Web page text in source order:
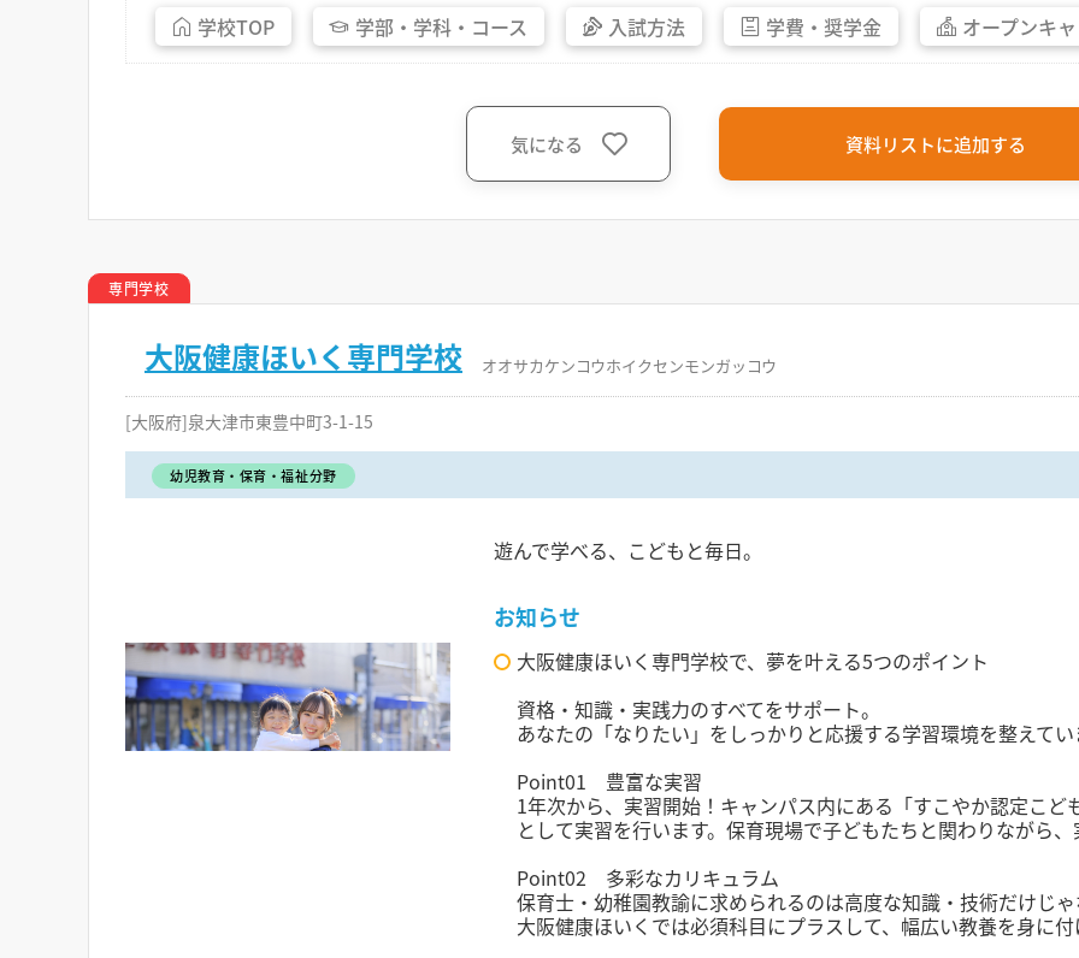
学校TOP 学部・ 学科・ コース 入試方法 学費・ 奨学金 オープンキ
気になる 資料リストに追加する
専門学校
大阪健康ほいく専門学校 オオサカケンコウホイクセンモンガッコウ
[大阪府]泉大津市東豊中町3-1-15
幼児教育・保育・福祉分野
遊んで学べる、こどもと毎日。
お知らせ
大阪健康ほいく専門学校で、夢を叶える5つのポイント
資格・知識・実践力のすべてをサポート。
あなたの「なりたい」をしっかりと応援する学習環境を整えてい
Point01 豊富な実習
1年次から、実習開始！キャンパス内にある「すこやか認定こ
として実習を行います。保育現場で子どもたちと関わりながら
Point02 多彩なカリキュラム
保育士・幼稚園教諭に求められるのは高度な知識・技術だけじ
大阪健康ほいくでは必須科目にプラスして、幅広い教養を身に